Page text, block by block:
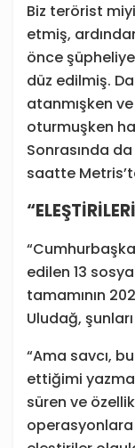
Biz terörist
etmiş,
önce
düz edilmiş.
atanmışken
oturmuşken
Sonrasında
saatte
edilen 13
tamamının
Uludağ,
“Ama savcı,
ettiğimi
süren ve
operasyonlara